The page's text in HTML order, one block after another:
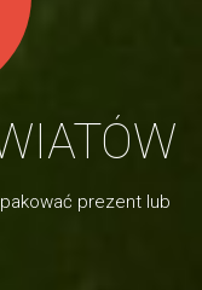
prezent lub